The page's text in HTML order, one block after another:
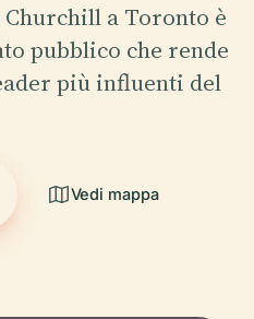
a Toronto è
pubblico che rende
più influenti del
Vedi mappa